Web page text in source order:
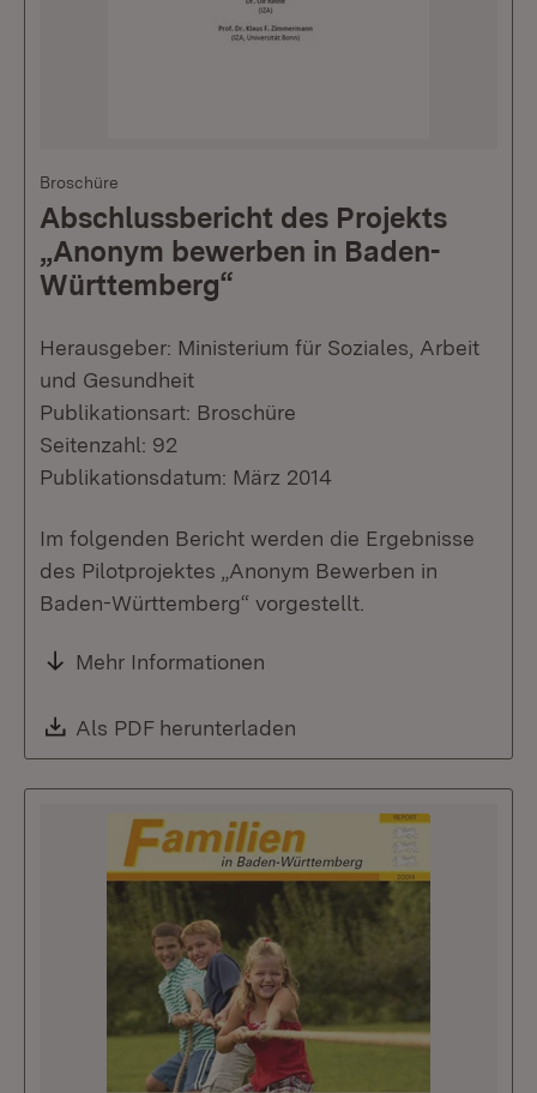
Broschüre
Abschlussbericht des Projekts
„Anonym bewerben in Baden-
Württemberg“
Herausgeber: Ministerium für Soziales, Arbeit
und Gesundheit
Publikationsart: Broschüre
Seitenzahl: 92
Publikationsdatum: März 2014
Im folgenden Bericht werden die Ergebnisse
des Pilotprojektes „Anonym Bewerben in
Baden-Württemberg“ vorgestellt.
Mehr Informationen
Download:
Als PDF herunterladen